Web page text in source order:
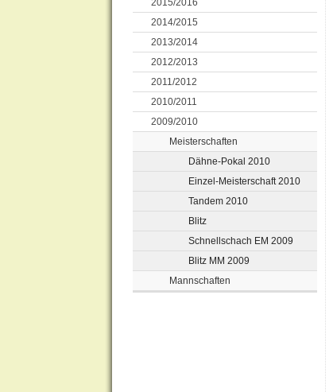
2014/2015
2013/2014
2012/2013
2011/2012
2010/2011
2009/2010
Meisterschaften
Dähne-Pokal 2010
Einzel-Meisterschaft 2010
Tandem 2010
Blitz
Schnellschach EM 2009
Blitz MM 2009
Mannschaften